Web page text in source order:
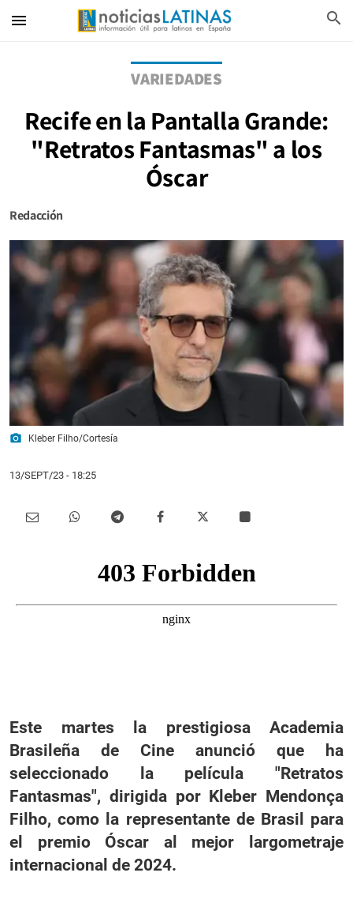
menu search
VARIEDADES
Recife en la Pantalla Grande:
"Retratos Fantasmas" a los
Óscar
Redacción
photo_camera Kleber Filho/Cortesía
13/SEPT/23 - 18:25
Este martes la prestigiosa Academia
Brasileña de Cine anunció que ha
seleccionado la película "Retratos
Fantasmas", dirigida por Kleber Mendonça
Filho, como la representante de Brasil para
el premio Óscar al mejor largometraje
internacional de 2024.